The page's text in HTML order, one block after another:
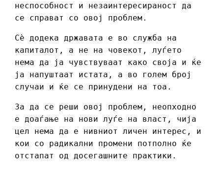
неспособност и незаинтересираност да
се справат со овој проблем.
Сè додека државата е во служба на
капиталот, а не на човекот, луѓето
нема да ја чувствуваат како своја и ќе
ја напуштаат истата, а во голем број
случаи и ќе се принудени на тоа.
За да се реши овој проблем, неопходно
е доаѓање на нови луѓе на власт, чија
цел нема да е нивниот личен интерес, и
кои со радикални промени потполно ќе
отстапат од досегашните практики.